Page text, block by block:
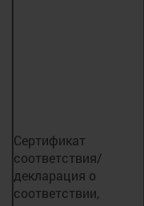
Сертификат
соответствия/
декларация о
соответствии,